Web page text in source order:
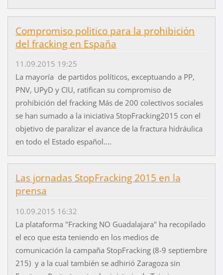
Compromiso politico para la prohibición
del fracking en España
11.09.2015 19:25
La mayoría de partidos políticos, exceptuando a PP,
PNV, UPyD y CIU, ratifican su compromiso de
prohibición del fracking Más de 200 colectivos sociales
se han sumado a la iniciativa StopFracking2015 con el
objetivo de paralizar el avance de la fractura hidráulica
en todo el Estado español....
Las jornadas StopFracking 2015 en la
prensa
10.09.2015 16:32
La plataforma "Fracking NO Guadalajara" ha recopilado
el eco que esta teniendo en los medios de
comunicación la campaña StopFracking (8-9 septiembre
215) y a la cual también se adhirió Zaragoza sin